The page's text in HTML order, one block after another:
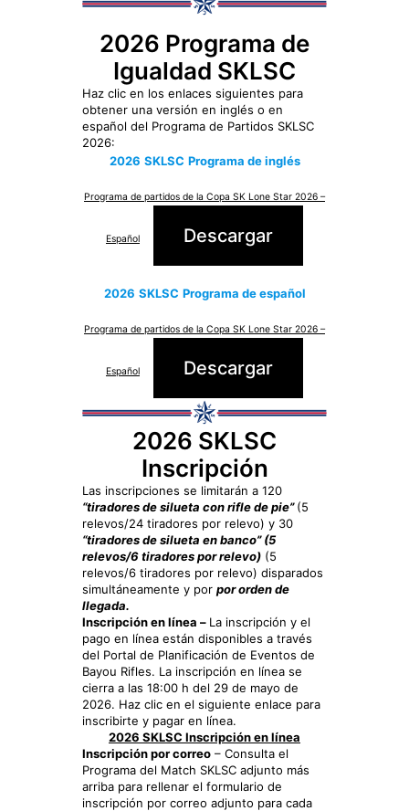
2026 Programa de
Igualdad SKLSC
Haz clic en los enlaces siguientes para
obtener una versión en inglés o en
español del Programa de Partidos SKLSC
2026:
2026 SKLSC Programa de inglés
Programa de partidos de la Copa SK Lone Star 2026 –
Español Descargar
2026 SKLSC Programa de español
Programa de partidos de la Copa SK Lone Star 2026 –
Español Descargar
2026 SKLSC
Inscripción
Las inscripciones se limitarán a 120
“tiradores de silueta con rifle de pie”(5
relevos/24 tiradores por relevo) y 30
“tiradores de silueta en banco” (5
relevos/6 tiradores por relevo) (5
relevos/6 tiradores por relevo) disparados
simultáneamente y por por orden de
llegada.
Inscripción en línea – La inscripción y el
pago en línea están disponibles a través
del Portal de Planificación de Eventos de
Bayou Rifles. La inscripción en línea se
cierra a las 18:00 h del 29 de mayo de
2026. Haz clic en el siguiente enlace para
inscribirte y pagar en línea.
2026 SKLSC Inscripción en línea
Inscripción por correo – Consulta el
Programa del Match SKLSC adjunto más
arriba para rellenar el formulario de
inscripción por correo adjunto para cada